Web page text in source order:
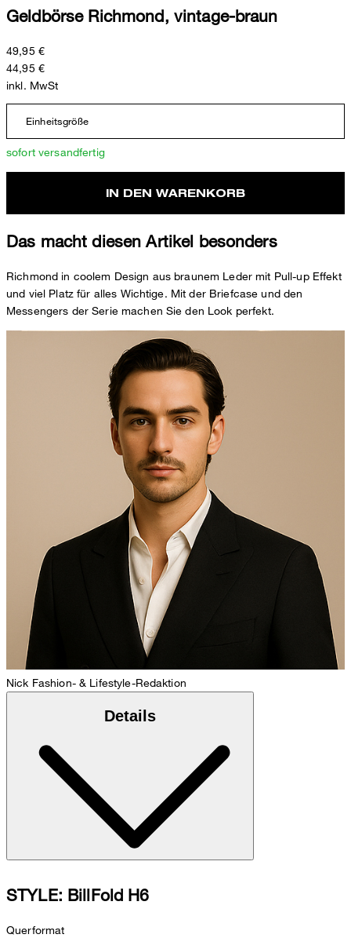
Geldbörse Richmond, vintage-braun
49,95 €
44,95 €
inkl. MwSt
Einheitsgröße
sofort versandfertig
IN DEN WARENKORB
Das macht diesen Artikel besonders
Richmond in coolem Design aus braunem Leder mit Pull-up Effekt
und viel Platz für alles Wichtige. Mit der Briefcase und den
Messengers der Serie machen Sie den Look perfekt.
Nick Fashion- & Lifestyle-Redaktion
Details
STYLE: BillFold H6
Querformat